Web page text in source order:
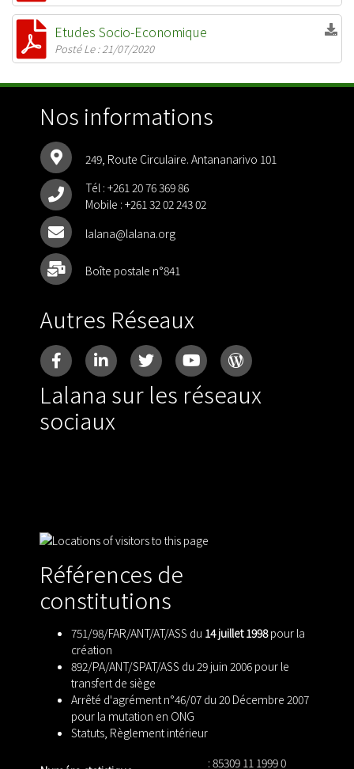
Etudes Socio-Economique
Posté Le : 21/07/2020
Nos informations
249, Route Circulaire. Antananarivo 101
Tél : +261 20 76 369 86
Mobile : +261 32 02 243 02
lalana@lalana.org
Boîte postale n°841
Autres Réseaux
Lalana sur les réseaux
sociaux
Références de
constitutions
751/98/FAR/ANT/AT/ASS du 14 juillet 1998pour la
création
892/PA/ANT/SPAT/ASS du 29 juin 2006 pour le
transfert de siège
Arrêté d'agrément n°46/07 du 20 Décembre 2007
pour la mutation en ONG
Statuts Règlement intérieur
: 85309 11 1999 0